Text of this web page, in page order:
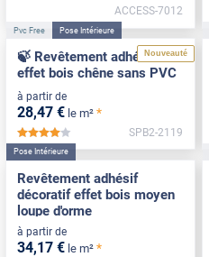
ACCESS-7012
Nouveauté
Pvc Free Pose Intérieure
🍃 Revêtement adhésif
effet bois chêne sans PVC
à partir de
28,47 € le m² *
*****
SPB2-2119
Pose Intérieure
Revêtement adhésif
décoratif effet bois moyen
loupe d'orme
à partir de
34,17 € le m² *